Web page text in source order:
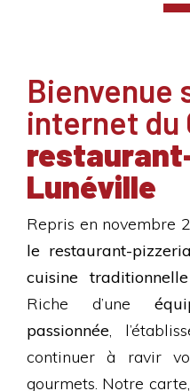
Bienvenue
internet du
Lunéville
Repris en novembre
le restaurant-
cuisine
Riche d’une
passionnée,
continuer à ravir
gourmets. Notre